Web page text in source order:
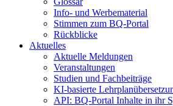
Info- und Werbematerial
Stimmen zum BQ-Portal
Rückblicke
Aktuelles
Aktuelle Meldungen
Veranstaltungen
Studien und Fachbeiträge
KI-basierte
API: BQ-Portal Inhalte in ihr